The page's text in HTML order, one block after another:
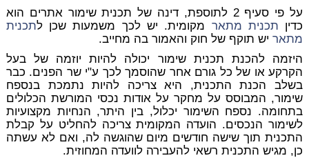
על פי סעיף 2 לתוספת, דינה של תכנית שימור אתרים הוא
כדין תכנית מתאר מקומית. יש לכך משמעות שכן לתכנית
מתאריש תוקף של חוק והאמור בה מחייב.
היזמה להכנת תכנית שימור יכולה להיות יוזמה של בעל
הקרקע או של כל גורם אחר שהוסמך לכך ע"י שר הפנים. כבר
בשלב הכנת התכנית, היא צריכה להיות נתמכת בנספח
שימור, המבוסס על מחקר על אודות נכסי המורשת הכלולים
בתחומה. נספח השימור יכלול, בין היתר, הנחיות מקצועיות
לשימור הנכסים. הועדה המקומית צריכה להחליט על קבלת
התכנית תוך שישה חודשים מיום שהוגשה לה, ואם לא עשתה
כן, מגיש התכנית רשאי להעבירה לוועדה המחוזית.